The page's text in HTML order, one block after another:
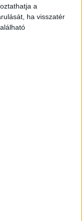
a
ha visszatér